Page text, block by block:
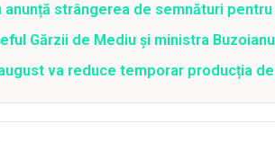
anunță strângerea de semnături
Gărzii de Mediu şi ministra
va reduce temporar producția